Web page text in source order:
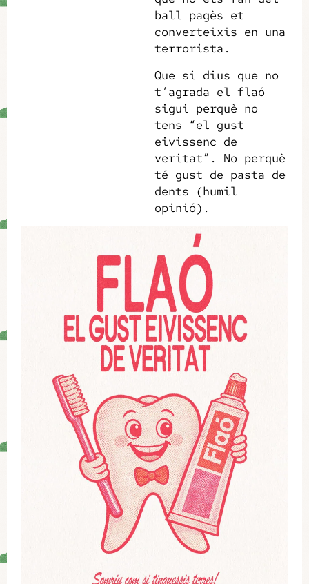
ball pagès et
converteixis en una
terrorista.
Que si dius que no
t’agrada el flaó
sigui perquè no
tens “el gust
eivissenc de
veritat”. No perquè
té gust de pasta de
dents (humil
opinió).